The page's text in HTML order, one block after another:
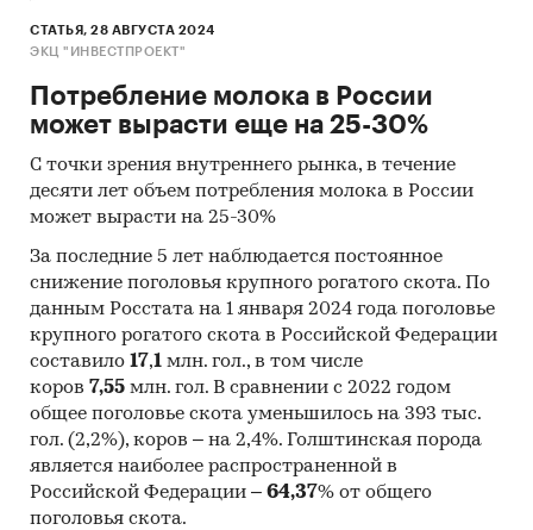
Цель бизнес-
плана:
маркетинговых параметров
строительства молочно-
подтверждения ее
экономической
привлечения
финансирования.
Бизнес-план содержит
укрупненные данные по
проекту, отражает
концепцию проекта и
является техническим
заданием для разработки
проектной документации и
СТАТЬЯ, 28 АВГУСТА 2024
ЭКЦ "ИНВЕСТПРОЕКТ"
Потребление молока в России
может вырасти еще на 25-30%
С точки зрения внутреннего рынка, в течение
десяти лет объем потребления молока в России
может вырасти на 25-30%
За последние 5 лет наблюдается постоянное
снижение поголовья крупного рогатого скота. По
данным Росстата на 1 января 2024 года поголовье
крупного рогатого скота в Российской Федерации
составило 17,1 млн. гол., в том числе
коров 7,55 млн. гол. В сравнении с 2022 годом
общее поголовье скота уменьшилось на 393 тыс.
гол. (2,2%), коров – на 2,4%. Голштинская порода
является наиболее распространенной в
Российской Федерации – 64,37% от общего
поголовья скота.